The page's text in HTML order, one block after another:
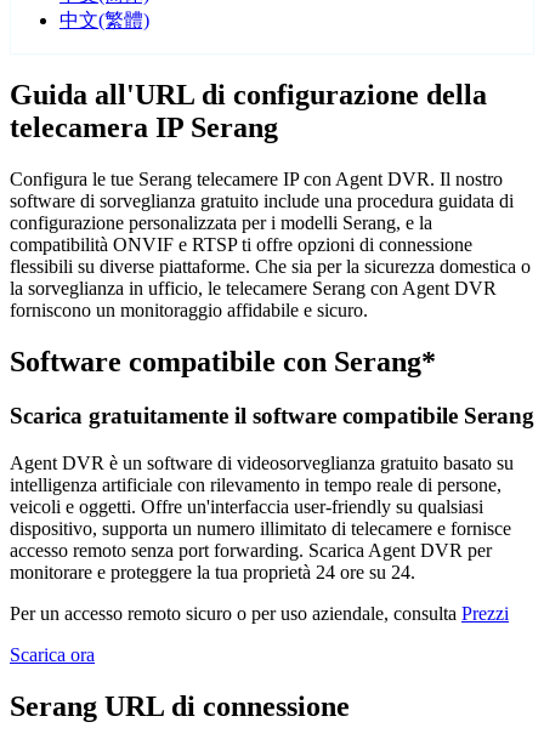
中文(繁體)
Guida all'URL di configurazione della
telecamera IP Serang
Configura le tue Serang telecamere IP con Agent DVR. Il nostro
software di sorveglianza gratuito include una procedura guidata di
configurazione personalizzata per i modelli Serang, e la
compatibilità ONVIF e RTSP ti offre opzioni di connessione
flessibili su diverse piattaforme. Che sia per la sicurezza domestica o
la sorveglianza in ufficio, le telecamere Serang con Agent DVR
forniscono un monitoraggio affidabile e sicuro.
Software compatibile con Serang*
Scarica gratuitamente il software compatibile Serang
Agent DVR è un software di videosorveglianza gratuito basato su
intelligenza artificiale con rilevamento in tempo reale di persone,
veicoli e oggetti. Offre un'interfaccia user-friendly su qualsiasi
dispositivo, supporta un numero illimitato di telecamere e fornisce
accesso remoto senza port forwarding. Scarica Agent DVR per
monitorare e proteggere la tua proprietà 24 ore su 24.
Per un accesso remoto sicuro o per uso aziendale, consulta Prezzi
Scarica ora
Serang URL di connessione